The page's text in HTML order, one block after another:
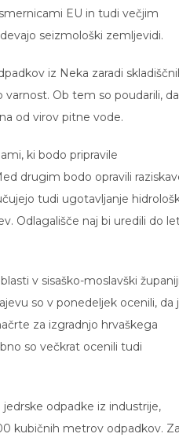
EU in tudi večjim
seizmološki zemljevidi.
iz Neka zaradi
Ob tem so poudarili, da
od virov pitne vode.
ki bodo pripravile
drugim bodo opravili
tudi ugotavljanje
Odlagališče naj bi uredili do
v sisaško-moslavški
so v ponedeljek ocenili, da
za izgradnjo hrvaškega
so večkrat ocenili tudi
odpadke iz industrije,
kubičnih metrov odpadkov. Za